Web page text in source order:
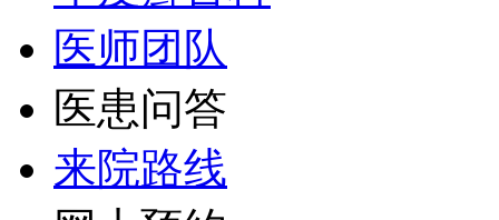
医师团队
医患问答
来院路线